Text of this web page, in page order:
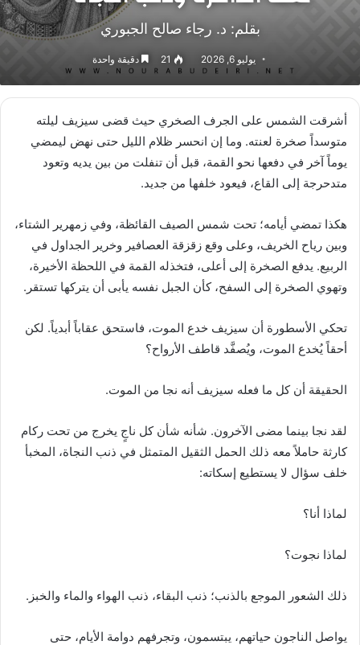
بقلم: د. رﺟﺎء ﺻﺎﻟﺢ اﻟﺠﺒﻮري
يوليو 6, 2026 21 دقيقة واحدة
أشرقت الشمس على الجرف الصخري حيث قضى سيزيف ليلته
متوسداً صخرة لعنته. وما إن انحسر ظلام الليل حتى نهض ليمضي
يوماً آخر في دفعها نحو القمة، قبل أن تنفلت من بين يديه وتعود
متدحرجة إلى القاع، فيعود خلفها من جديد.
هكذا تمضي أيامه؛ تحت شمس الصيف القائظة، وفي زمهرير الشتاء،
وبين رياح الخريف، وعلى وقع زقزقة العصافير وخرير الجداول في
الربيع. يدفع الصخرة إلى أعلى، فتخذله القمة في اللحظة الأخيرة،
وتهوي الصخرة إلى السفح، كأن الجبل نفسه يأبى أن يتركها تستقر.
تحكي الأسطورة أن سيزيف خدع الموت، فاستحق عقاباً أبدياً. لكن
أحقاً يُخدع الموت، ويُصفَّد قاطف الأرواح؟
الحقيقة أن كل ما فعله سيزيف أنه نجا من الموت.
لقد نجا بينما مضى الآخرون. شأنه شأن كل ناجٍ يخرج من تحت ركام
كارثة حاملاً معه ذلك الحمل الثقيل المتمثل في ذنب النجاة، المخبأ
خلف سؤال لا يستطيع إسكاته:
لماذا أنا؟
لماذا نجوت؟
ذلك الشعور الموجع بالذنب؛ ذنب البقاء، ذنب الهواء والماء والخبز.
يواصل الناجون حياتهم، يبتسمون، وتجرفهم دوامة الأيام، حتى